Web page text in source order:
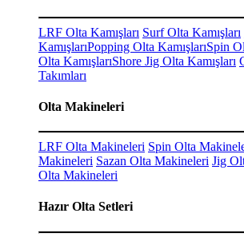
LRF Olta Kamışları Surf Olta Kamışları
KamışlarıPopping Olta KamışlarıSpin
Olta KamışlarıShore Jig Olta Kamışları
Takımları
Olta Makineleri
LRF Olta Makineleri Spin Olta
Makineleri Sazan Olta Makineleri Jig
Olta Makineleri
Hazır Olta Setleri